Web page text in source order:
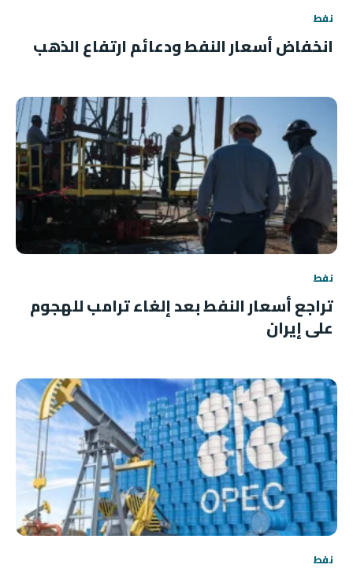
نفط
انخفاض أسعار النفط ودعائم ارتفاع الذهب
نفط
تراجع أسعار النفط بعد إلغاء ترامب للهجوم
على إيران
نفط